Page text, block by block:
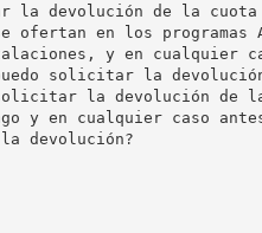
la devolución de la cuota
ofertan en los programas
y en cualquier
puedo solicitar la
la devolución de la
y en cualquier caso
devolución?